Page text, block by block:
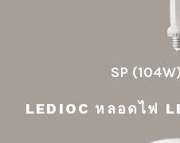
SP (104W)
LEDIOC หลอดไฟ